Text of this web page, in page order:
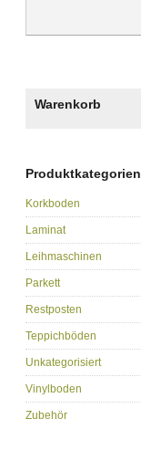
Warenkorb
Produktkategorien
Korkboden
Laminat
Leihmaschinen
Parkett
Restposten
Teppichböden
Unkategorisiert
Vinylboden
Zubehör